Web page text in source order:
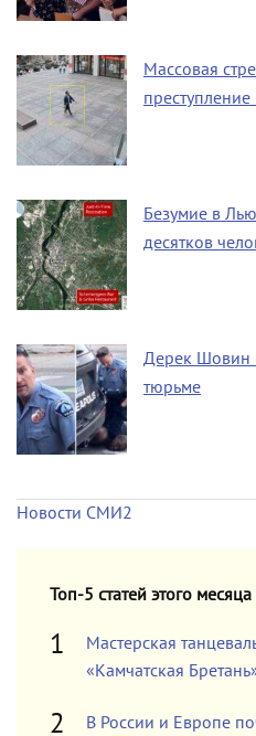
Массовая
Безумие в
десятков
Дерек Шовин
тюрьме
Новости СМИ2
Топ-5 статей этого месяца
Мастерская
«Камчатская
В России и Европе